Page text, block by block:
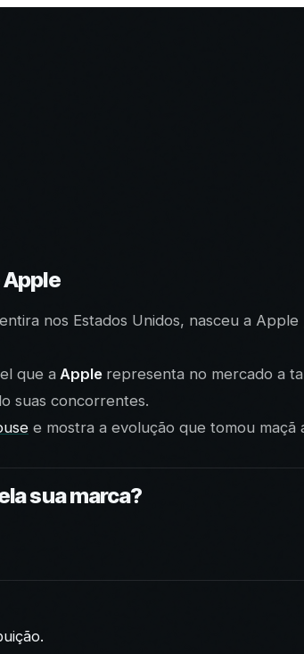
Apple
nos Estados Unidos, nasceu a
que a Apple representa no mercado a
suas concorrentes.
e mostra a evolução que tomou
sua marca?